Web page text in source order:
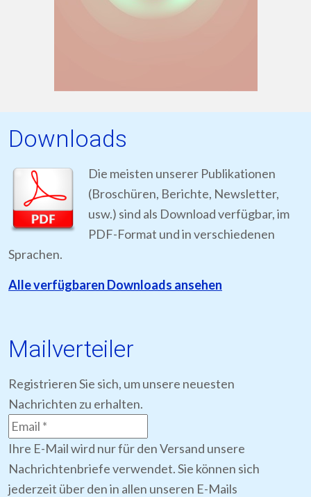
Downloads
Die meisten unserer Publikationen
(Broschüren, Berichte, Newsletter,
usw.) sind als Download verfügbar, im
PDF-Format und in verschiedenen
Sprachen.
Alle verfügbaren Downloads ansehen
Mailverteiler
Registrieren Sie sich, um unsere neuesten
Nachrichten zu erhalten.
Ihre E-Mail wird nur für den Versand unsere
Nachrichtenbriefe verwendet. Sie können sich
jederzeit über den in allen unseren E-Mails